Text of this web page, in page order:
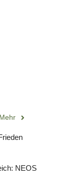
Mehr
NEOS